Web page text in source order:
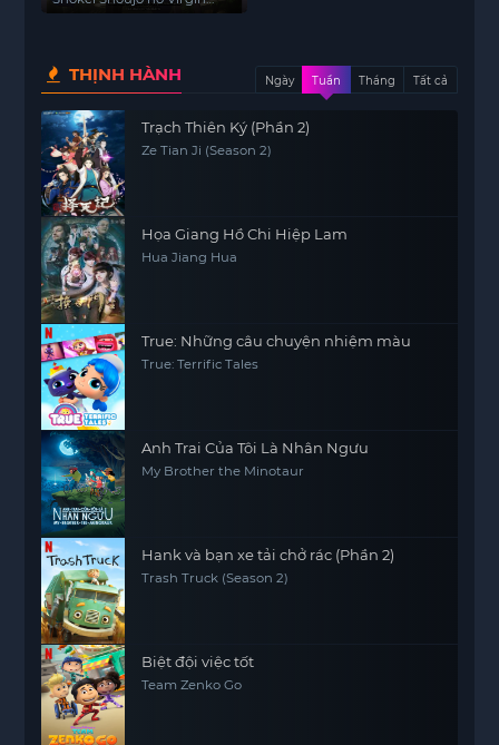
THỊNH HÀNH Ngày Tuần Tháng Tất cả
Trạch Thiên Ký (Phần 2)
Ze Tian Ji (Season 2)
Họa Giang Hồ Chi Hiệp Lam
Hua Jiang Hua
True: Những câu chuyện nhiệm màu
True: Terrific Tales
Anh Trai Của Tôi Là Nhân Ngưu
My Brother the Minotaur
Hank và bạn xe tải chở rác (Phần 2)
Trash Truck (Season 2)
Biệt đội việc tốt
Team Zenko Go